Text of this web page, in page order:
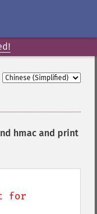
hmac and print
for